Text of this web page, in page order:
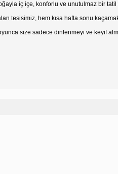
iç içe, konforlu ve unutulmaz bir
tesisimiz, hem kısa hafta sonu
size sadece dinlenmeyi ve keyif